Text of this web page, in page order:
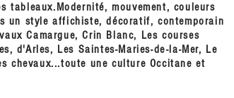
tableaux.Modernité, mouvement, couleurs
un style affichiste, décoratif, contemporain
Camargue, Crin Blanc, Les courses
d'Arles, Les Saintes-Maries-de-la-Mer, Le
chevaux...toute une culture Occitane et